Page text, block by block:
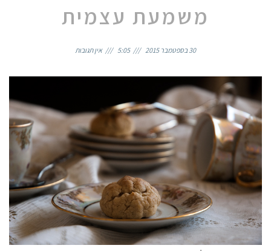
משמעת עצמית
30 בספטמבר 2015 5:05 אין תגובות